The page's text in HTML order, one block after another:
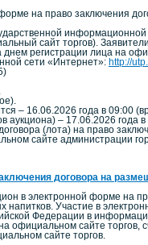
на право заключения
сайт торгов).
регистрации лица на
сети «Интернет»: http://
– 16.06.2026 года в 09:00
– 17.06.2026 года в
(лота) на право
сайте администрации
договора на
в электронной форме на
Участие в
Федерации в
официальном сайте торгов,
сайте торгов.